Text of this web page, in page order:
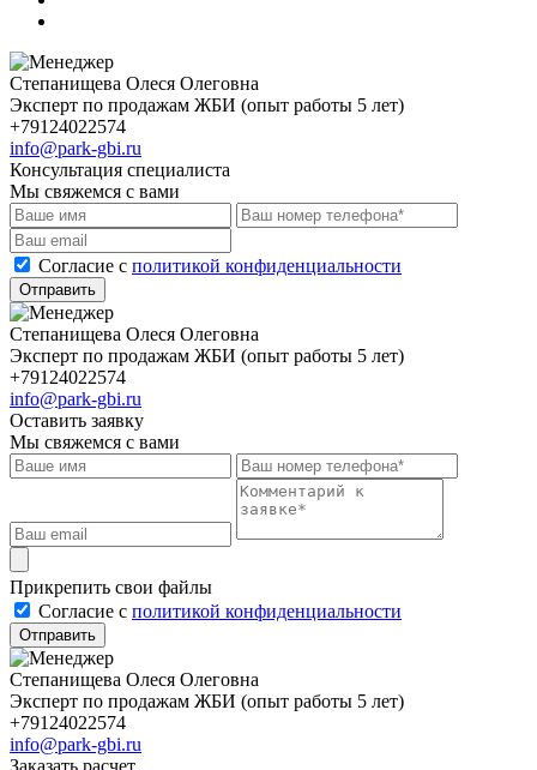
Степанищева Олеся Олеговна
Эксперт по продажам ЖБИ (опыт работы 5 лет)
+79124022574
info@park-gbi.ru
Консультация специалиста
Мы свяжемся с вами
Cогласие с политикой конфиденциальности
Отправить
Степанищева Олеся Олеговна
Эксперт по продажам ЖБИ (опыт работы 5 лет)
+79124022574
info@park-gbi.ru
Оставить заявку
Мы свяжемся с вами
Прикрепить свои файлы
Cогласие с политикой конфиденциальности
Отправить
Степанищева Олеся Олеговна
Эксперт по продажам ЖБИ (опыт работы 5 лет)
+79124022574
info@park-gbi.ru
Заказать расчет